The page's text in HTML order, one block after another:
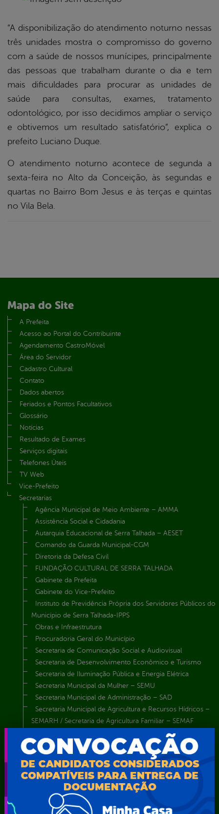
“A disponibilização do atendimento noturno nessas
três unidades mostra o compromisso do governo
com a saúde de nossos munícipes, principalmente
das pessoas que trabalham durante o dia e tem
mais dificuldades para procurar as unidades de
saúde para consultas, exames, tratamento
odontológico, por isso decidimos ampliar o serviço
e obtivemos um resultado satisfatório”, explica o
prefeito Luciano Duque.
O atendimento noturno acontece de segunda a
sexta-feira no Alto da Conceição, às segundas e
quartas no Bairro Bom Jesus e às terças e quintas
no Vila Bela.
Mapa do Site
A Prefeita
Acesso ao Portal do Contribuinte
Agendamento CastroMóvel
Área do Servidor
Cadastro Cultural
Contato
Dados abertos
Feriados e Pontos Facultativos
Glossário
Notícias
Resultado de Exames
Serviços digitais
Telefones Úteis
TV Web
Vice-Prefeito
Secretarias
Agência Municipal de Meio Ambiente – AMMA
Assistência Social e Cidadania
Autarquia Educacional de Serra Talhada – AESET
Comando da Guarda Municipal-CGM
Diretoria da Defesa Civil
FUNDAÇÃO CULTURAL DE SERRA TALHADA
Gabinete da Prefeita
Gabinete do Vice-Prefeito
Instituto de Previdência Própria dos Servidores Públicos do
Município de Serra Talhada-IPPS
Obras e Infraestrutura
Procuradoria Geral do Município
Secretaria de Comunicação Social e Audiovisual
Secretaria de Desenvolvimento Econômico e Turismo
Secretaria de Iluminação Pública e Energia Elétrica
Secretaria Municipal da Mulher – SEMU
Secretaria Municipal de Administração – SAD
Secretaria Municipal de Agricultura e Recursos Hídricos –
SEMARH / Secretaria de Agricultura Familiar – SEMAF
Secretaria Municipal de Esporte e Lazer – SEMEL
Secretaria Municipal de Finanças – SECFIN
Secretaria Municipal de Governo – SEGOV
Secretaria Municipal de Meio Ambiente – SEMA
Secretaria Municipal de Planejamento e Gestão – SEPLAG
Secretaria Municipal de Relações Institucionais – SEMRI